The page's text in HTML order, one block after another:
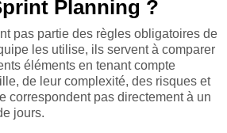
Planning ?
pas partie des règles obligatoires de
les utilise, ils servent à comparer
éléments en tenant compte
de leur complexité, des risques et
correspondent pas directement à un
jours.